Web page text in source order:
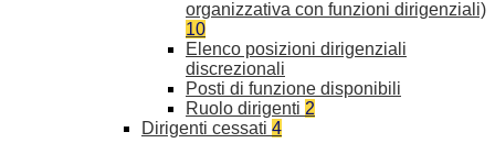
organizzativa con funzioni dirigenziali)
10
Elenco posizioni dirigenziali
discrezionali
Posti di funzione disponibili
Ruolo dirigenti 2
Dirigenti cessati 4